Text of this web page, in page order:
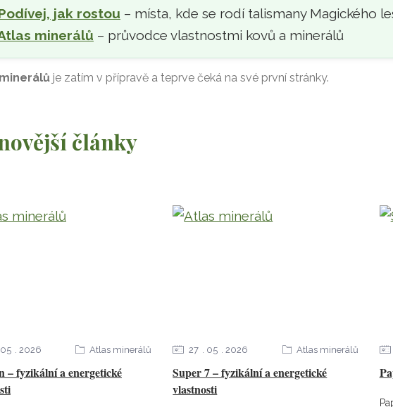
jak rostou – místa, kde se rodí talismany Magického
minerálů – průvodce vlastnostmi kovů a minerálů
je zatím v přípravě a teprve čeká na své první stránky.
články
– fyzikální a energetické
05 2026 Atlas minerálů
Super 7 – fyzikální a energetické
vlastnosti
27 05 2026 Atlas minerálů